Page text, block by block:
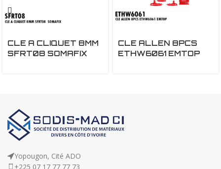
CLE A CLIQUET 8MM
SFRT08 SOMAFIX
CLE ALLEN 8PCS
ETHW6061 EMTOP
Yopougon, Cité ADO
+225 07 17 77 77 73